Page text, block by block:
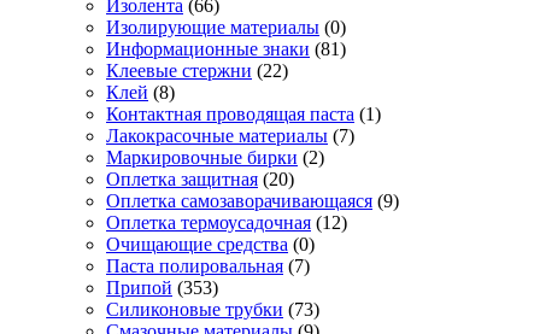
Изолента (66)
Изолирующие материалы (0)
Информационные знаки (81)
Клеевые стержни (22)
Клей (8)
Контактная проводящая паста (1)
Лакокрасочные материалы (7)
Маркировочные бирки (2)
Оплетка защитная (20)
Оплетка самозаворачивающаяся (9)
Оплетка термоусадочная (12)
Очищающие средства (0)
Паста полировальная (7)
Припой (353)
Силиконовые трубки (73)